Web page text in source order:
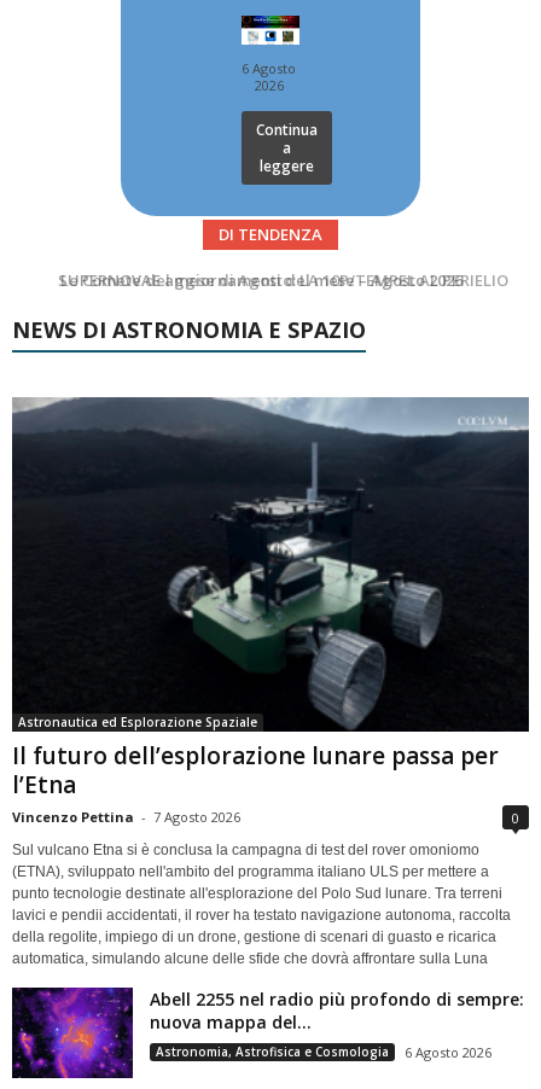
6 Agosto
2026
Continua
a
leggere
DI TENDENZA
Le Comete del mese di Agosto: LA 10P/TEMPEL AL PERIELIO
Asteroidi del mese Agosto 2026
NEWS DI ASTRONOMIA E SPAZIO
Astronautica ed Esplorazione Spaziale
Il futuro dell’esplorazione lunare passa per
l’Etna
Vincenzo Pettina - 7 Agosto 2026 0
Sul vulcano Etna si è conclusa la campagna di test del rover omoniomo
(ETNA), sviluppato nell'ambito del programma italiano ULS per mettere a
punto tecnologie destinate all'esplorazione del Polo Sud lunare. Tra terreni
lavici e pendii accidentati, il rover ha testato navigazione autonoma, raccolta
della regolite, impiego di un drone, gestione di scenari di guasto e ricarica
automatica, simulando alcune delle sfide che dovrà affrontare sulla Luna
Abell 2255 nel radio più profondo di sempre:
nuova mappa del...
Astronomia, Astrofisica e Cosmologia 6 Agosto 2026